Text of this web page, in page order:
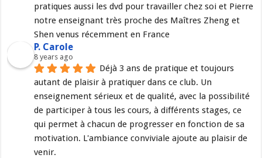
pratiques aussi les dvd pour travailler chez soi et Pierre
notre enseignant très proche des Maîtres Zheng et
Shen venus récemment en France
P. Carole
8 years ago
Déjà 3 ans de pratique et toujours
autant de plaisir à pratiquer dans ce club. Un
enseignement sérieux et de qualité, avec la possibilité
de participer à tous les cours, à différents stages, ce
qui permet à chacun de progresser en fonction de sa
motivation. L'ambiance conviviale ajoute au plaisir de
venir.